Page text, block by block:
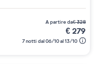
a partire da€328
€279
7 notti dal 06/10 al 13/10